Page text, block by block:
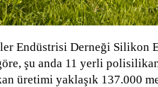
Endüstrisi Derneği Silikon
şu anda 11 yerli
üretimi yaklaşık 137.000